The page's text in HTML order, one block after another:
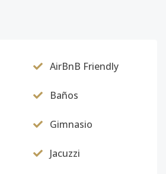
3 -
AirBnB Friendly
Baños
Gimnasio
Jacuzzi